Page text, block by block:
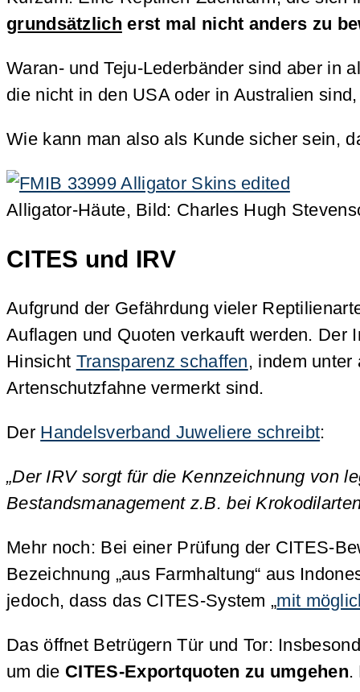
grundsätzlich erst mal nicht anders zu
Waran- und Teju-Lederbänder sind aber in
die nicht in den USA oder in Australien
Wie kann man also als Kunde sicher sein,
Alligator-Häute, Bild: Charles Hugh
CITES und IRV
Aufgrund der Gefährdung vieler
Auflagen und Quoten verkauft werden.
Hinsicht Transparenz schaffen, indem
Artenschutzfahne vermerkt sind.
Der Handelsverband Juweliere schreibt:
„Der IRV sorgt für die Kennzeichnung von
Bestandsmanagement z.B. bei
Mehr noch: Bei einer Prüfung der CITES-
Bezeichnung „aus Farmhaltung“ aus
jedoch, dass das CITES-System „mit
Das öffnet Betrügern Tür und Tor:
um die CITES-Exportquoten zu umgehen.